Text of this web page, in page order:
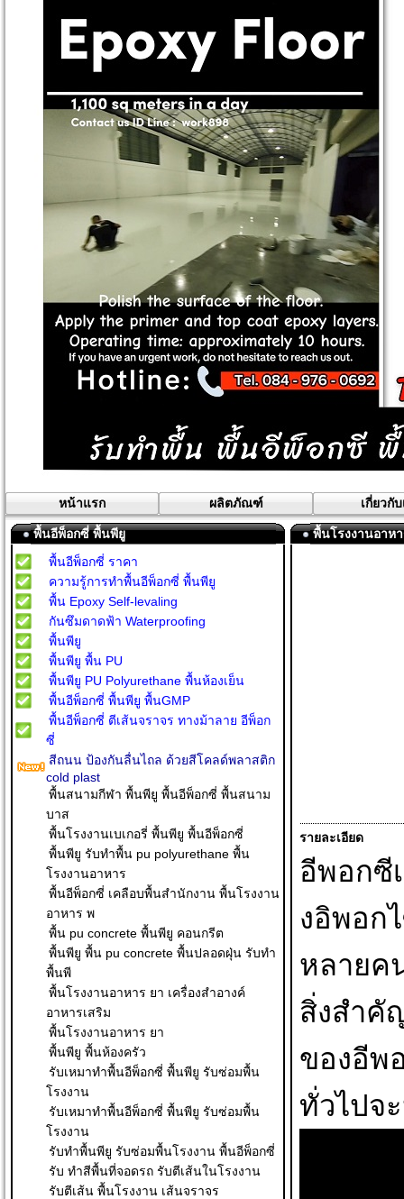
หน้าแรก ผลิตภัณฑ์ เกี่ยวกับ
พื้นอีพ็อกซี่ พื้นพียู
พื้นอีพ็อกซี่ ราคา
ความรู้การทำพื้นอีพ็อกซี่ พื้นพียู
พื้น Epoxy Self-levaling
กันซึมดาดฟ้า Waterproofing
พื้นพียู
พื้นพียู พื้น PU
พื้นพียู PU Polyurethane พื้นห้องเย็น
พื้นอีพ็อกซี่ พื้นพียู พื้นGMP
พื้นอีพ็อกซี่ ตีเส้นจราจร ทางม้าลาย อีพ็อก
ซี่
สีถนน ป้องกันลื่นไถล ด้วยสีโคลด์พลาสติก
cold plast
พื้นสนามกีฬา พื้นพียู พื้นอีพ็อกซี่ พื้นสนาม
บาส
พื้นโรงงานเบเกอรี่ พื้นพียู พื้นอีพ็อกซี่
พื้นพียู รับทำพื้น pu polyurethane พื้น
โรงงานอาหาร
พื้นอีพ็อกซี่ เคลือบพื้นสำนักงาน พื้นโรงงาน
อาหาร พ
พื้น pu concrete พื้นพียู คอนกรีต
พื้นพียู พื้น pu concrete พื้นปลอดฝุ่น รับทำ
พื้นพี
พื้นโรงงานอาหาร ยา เครื่องสำอางค์
อาหารเสริม
พื้นโรงงานอาหาร ยา
พื้นพียู พื้นห้องครัว
รับเหมาทำพื้นอีพ็อกซี่ พื้นพียู รับซ่อมพื้น
โรงงาน
รับเหมาทำพื้นอีพ็อกซี่ พื้นพียู รับซ่อมพื้น
โรงงาน
รับทำพื้นพียู รับซ่อมพื้นโรงงาน พื้นอีพ็อกซี่
รับ ทําสีพื้นที่จอดรถ รับตีเส้นในโรงงาน
รับตีเส้น พื้นโรงงาน เส้นจราจร
พื้นโรงงานอาห
รายละเอียด
อีพอกซี
งอิพอก
หลายค
สิ่งสำคั
ของอีพ
ทั่วไปจ